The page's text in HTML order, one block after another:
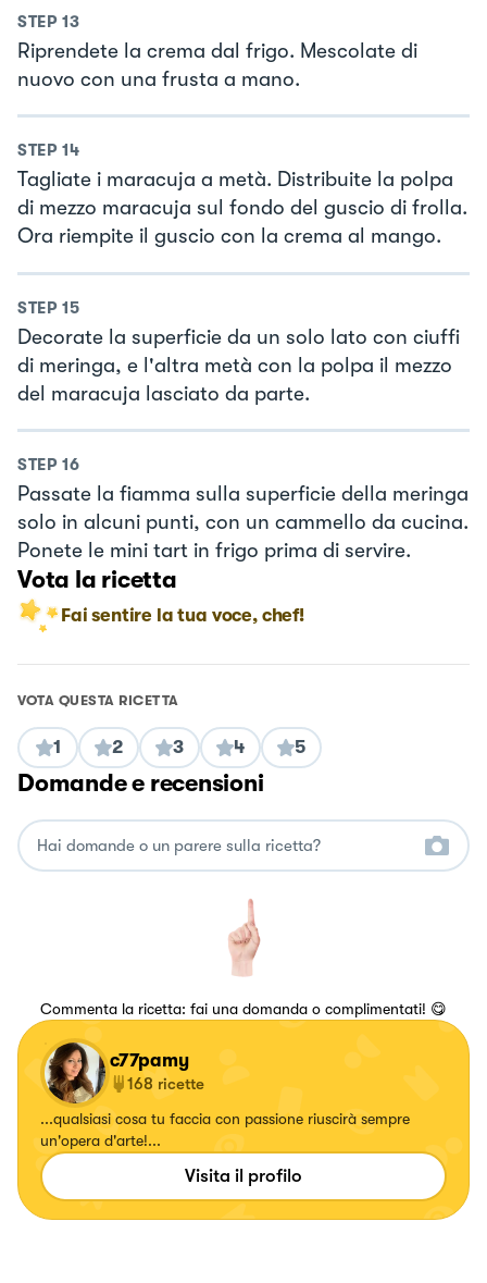
STEP 13
Riprendete la crema dal frigo. Mescolate di
nuovo con una frusta a mano.
STEP 14
Tagliate i maracuja a metà. Distribuite la polpa
di mezzo maracuja sul fondo del guscio di frolla.
Ora riempite il guscio con la crema al mango.
STEP 15
Decorate la superficie da un solo lato con ciuffi
di meringa, e l'altra metà con la polpa il mezzo
del maracuja lasciato da parte.
STEP 16
Passate la fiamma sulla superficie della meringa
solo in alcuni punti, con un cammello da cucina.
Ponete le mini tart in frigo prima di servire.
Vota la ricetta
Fai sentire la tua voce, chef!
VOTA QUESTA RICETTA
1 2 3 4 5
Domande e recensioni
Commenta la ricetta: fai una domanda o complimentati! 😋
c77pamy
168 ricette
...qualsiasi cosa tu faccia con passione riuscirà sempre
un'opera d'arte!...
Visita il profilo